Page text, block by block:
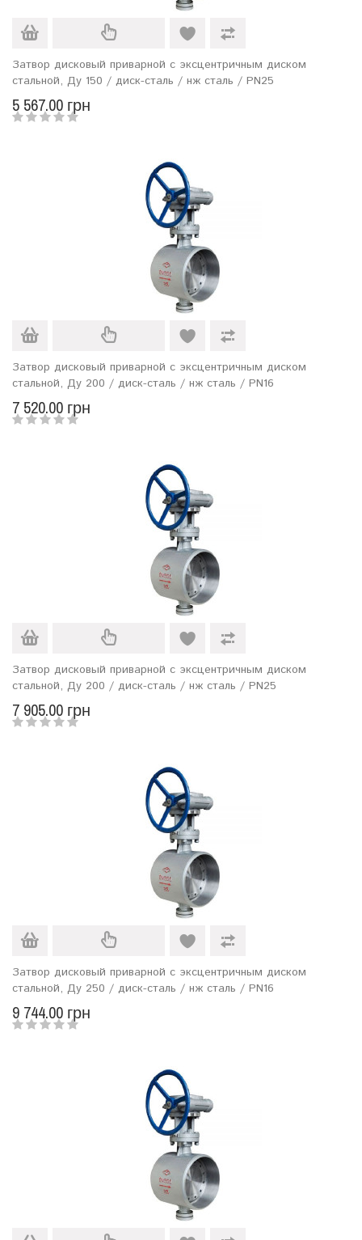
Затвор дисковый приварной с эксцентричным диском
стальной, Ду 150 / диск-сталь / нж сталь / PN25
5 567.00 грн
Затвор дисковый приварной с эксцентричным диском
стальной, Ду 200 / диск-сталь / нж сталь / PN16
7 520.00 грн
Затвор дисковый приварной с эксцентричным диском
стальной, Ду 200 / диск-сталь / нж сталь / PN25
7 905.00 грн
Затвор дисковый приварной с эксцентричным диском
стальной, Ду 250 / диск-сталь / нж сталь / PN16
9 744.00 грн